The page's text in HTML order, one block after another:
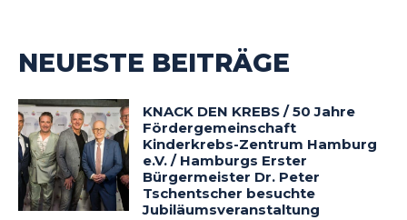
NEUESTE BEITRÄGE
KNACK DEN KREBS / 50 Jahre
Fördergemeinschaft
Kinderkrebs-Zentrum Hamburg
e.V. / Hamburgs Erster
Bürgermeister Dr. Peter
Tschentscher besuchte
Jubiläumsveranstaltung